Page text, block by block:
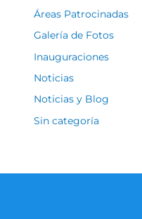
Áreas Patrocinadas
Galería de Fotos
Inauguraciones
Noticias
Noticias y Blog
Sin categoría